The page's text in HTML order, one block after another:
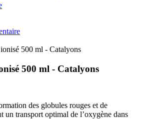
500 ml - Catalyons
500 ml - Catalyons
des globules rouges et de
un transport optimal de l’oxygène dans